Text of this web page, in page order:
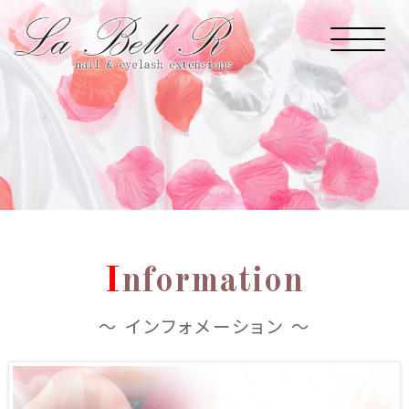
Information
～ インフォメーション ～